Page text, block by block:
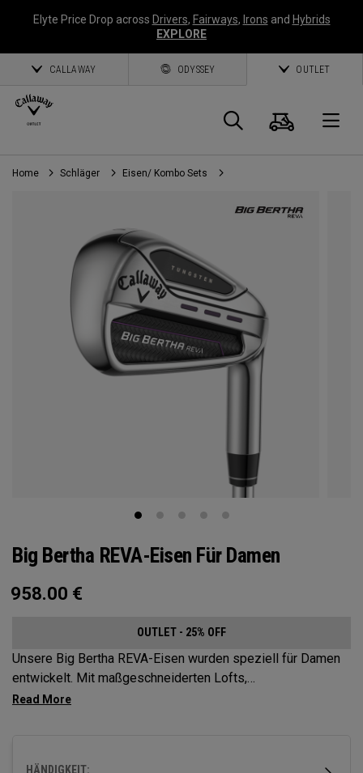
Elyte Price Drop across Drivers, Fairways, Irons and Hybrids
EXPLORE
CALLAWAY ODYSSEY OUTLET
Suche
Home Schläger Eisen/ Kombo Sets
Big Bertha REVA-Eisen Für Damen
958.00 €
OUTLET - 25% OFF
Unsere Big Bertha REVA-Eisen wurden speziell für Damen
entwickelt. Mit maßgeschneiderten Lofts,
Schwunggewichten, Schäften und sogar Wolfram wurden
HÄNDIGKEIT: